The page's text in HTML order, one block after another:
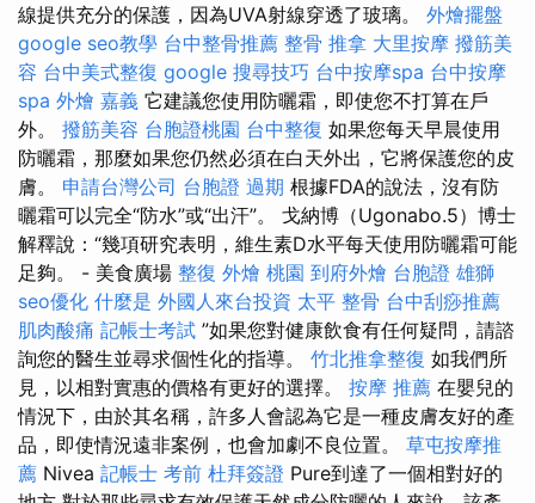
線提供充分的保護，因為UVA射線穿透了玻璃。 外燴擺盤
google seo教學 台中整骨推薦 整骨 推拿 大里按摩 撥筋美
容 台中美式整復 google 搜尋技巧 台中按摩spa 台中按摩
spa 外燴 嘉義 它建議您使用防曬霜，即使您不打算在戶
外。 撥筋美容 台胞證桃園 台中整復 如果您每天早晨使用
防曬霜，那麼如果您仍然必須在白天外出，它將保護您的皮
膚。 申請台灣公司 台胞證 過期 根據FDA的說法，沒有防
曬霜可以完全“防水”或“出汗”。 戈納博（Ugonabo.5）博士
解釋說：“幾項研究表明，維生素D水平每天使用防曬霜可能
足夠。 - 美食廣場 整復 外燴 桃園 到府外燴 台胞證 雄獅
seo優化 什麼是 外國人來台投資 太平 整骨 台中刮痧推薦
肌肉酸痛 記帳士考試 ”如果您對健康飲食有任何疑問，請諮
詢您的醫生並尋求個性化的指導。 竹北推拿整復 如我們所
見，以相對實惠的價格有更好的選擇。 按摩 推薦 在嬰兒的
情況下，由於其名稱，許多人會認為它是一種皮膚友好的產
品，即使情況遠非案例，也會加劇不良位置。 草屯按摩推
薦 Nivea 記帳士 考前 杜拜簽證 Pure到達了一個相對好的